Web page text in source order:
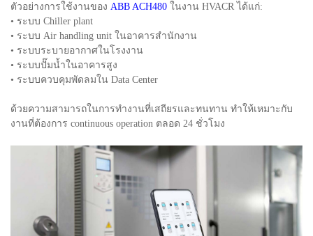
ตัวอย่างการใช้งานของ ABB ACH480 ในงาน HVACR ได้แก่:
• ระบบ Chiller plant
• ระบบ Air handling unit ในอาคารสำนักงาน
• ระบบระบายอากาศในโรงงาน
• ระบบปั๊มน้ำในอาคารสูง
• ระบบควบคุมพัดลมใน Data Center
ด้วยความสามารถในการทำงานที่เสถียรและทนทาน ทำให้เหมาะกับ
งานที่ต้องการ continuous operation ตลอด 24 ชั่วโมง